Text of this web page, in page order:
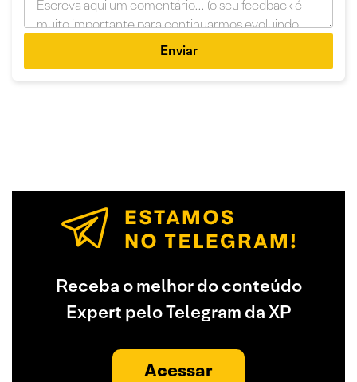
Enviar
Receba o melhor do conteúdo
Expert pelo Telegram da XP
Acessar